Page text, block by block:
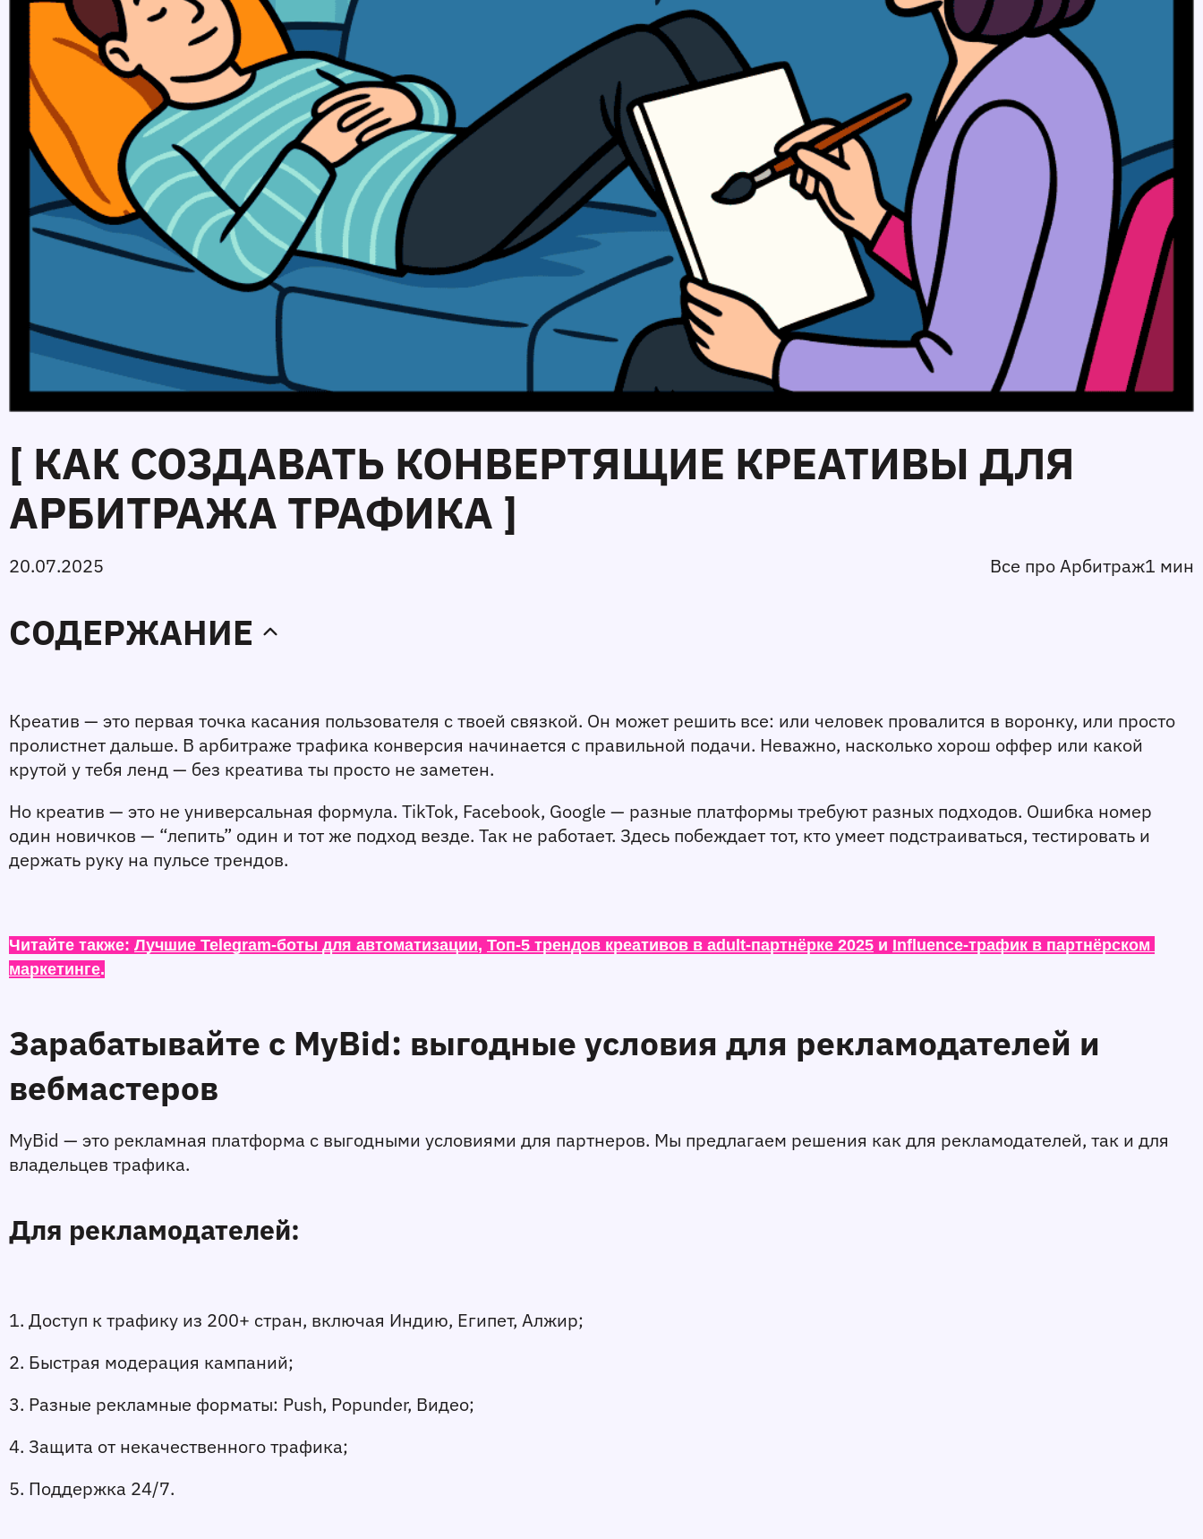
[ КАК СОЗДАВАТЬ КОНВЕРТЯЩИЕ КРЕАТИВЫ ДЛЯ
АРБИТРАЖА ТРАФИКА ]
20.07.2025 Все про Арбитраж1 мин
СОДЕРЖАНИЕ
Креатив — это первая точка касания пользователя с твоей связкой. Он может решить все: или человек провалится в воронку, или просто
пролистнет дальше. В арбитраже трафика конверсия начинается с правильной подачи. Неважно, насколько хорош оффер или какой
крутой у тебя ленд — без креатива ты просто не заметен.
Но креатив — это не универсальная формула. TikTok, Facebook, Google — разные платформы требуют разных подходов. Ошибка номер
один новичков — “лепить” один и тот же подход везде. Так не работает. Здесь побеждает тот, кто умеет подстраиваться, тестировать и
держать руку на пульсе трендов.
Читайте также: Лучшие Telegram-боты для автоматизации, Топ-5 трендов креативов в adult-партнёрке 2025 и Influence-трафик в партнёрском
маркетинге.
Зарабатывайте с MyBid: выгодные условия для рекламодателей и
вебмастеров
MyBid — это рекламная платформа с выгодными условиями для партнеров. Мы предлагаем решения как для рекламодателей, так и для
владельцев трафика.
Для рекламодателей:
1. Доступ к трафику из 200+ стран, включая Индию, Египет, Алжир;
2. Быстрая модерация кампаний;
3. Разные рекламные форматы: Push, Popunder, Видео;
4. Защита от некачественного трафика;
5. Поддержка 24/7.